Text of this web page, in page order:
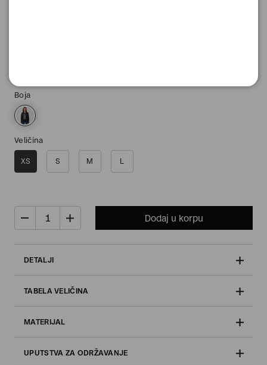
Boja
Veličina
XS S M L
Dodaj u korpu
DETALJI
TABELA VELIČINA
MATERIJAL
UPUTSTVA ZA ODRŽAVANJE